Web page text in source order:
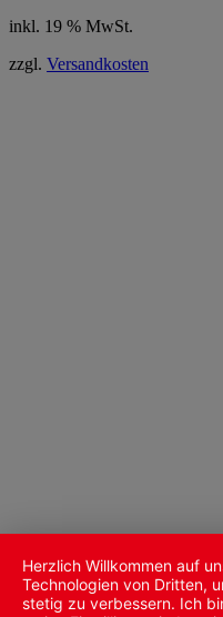
inkl. 19 % MwSt.
zzgl. Versandkosten
Herzlich Willkommen auf
Technologien von Dritten,
stetig zu verbessern. Ich